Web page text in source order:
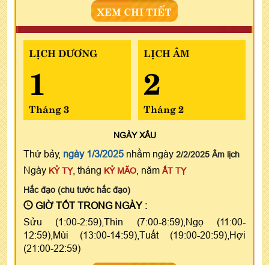
XEM CHI TIẾT
LỊCH DƯƠNG
1
Tháng 3
LỊCH ÂM
2
Tháng 2
NGÀYXẤU
Thứ bảy, ngày 1/3/2025 nhằm ngày 2/2/2025 Âm lịch
Ngày KỶ TỴ, tháng KỶ MÃO , năm ẤT TỴ
Hắc đạo (chu tước hắc đạo)
GIỜ TỐT TRONG NGÀY :
Sửu (1:00-2:59),Thìn (7:00-8:59),Ngọ (11:00-
12:59),Mùi (13:00-14:59),Tuất (19:00-20:59),Hợi
(21:00-22:59)